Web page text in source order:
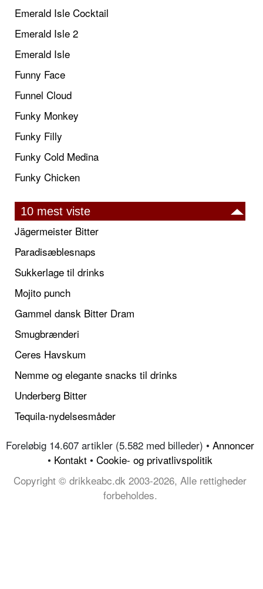
Emerald Isle Cocktail
Emerald Isle 2
Emerald Isle
Funny Face
Funnel Cloud
Funky Monkey
Funky Filly
Funky Cold Medina
Funky Chicken
10 mest viste
Jägermeister Bitter
Paradisæblesnaps
Sukkerlage til drinks
Mojito punch
Gammel dansk Bitter Dram
Smugbrænderi
Ceres Havskum
Nemme og elegante snacks til drinks
Underberg Bitter
Tequila-nydelsesmåder
Foreløbig 14.607 artikler (5.582 med billeder) • Annoncer
• Kontakt • Cookie- og privatlivspolitik
Copyright © drikkeabc.dk 2003-2026, Alle rettigheder
forbeholdes.